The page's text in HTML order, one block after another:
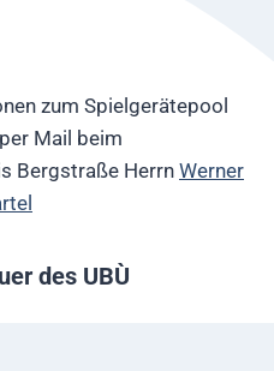
zum Spielgerätepool
Mail beim
Bergstraße Herrn Werner
des UBÙ